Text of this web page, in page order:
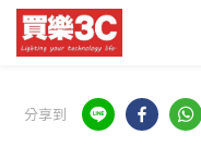
分享到